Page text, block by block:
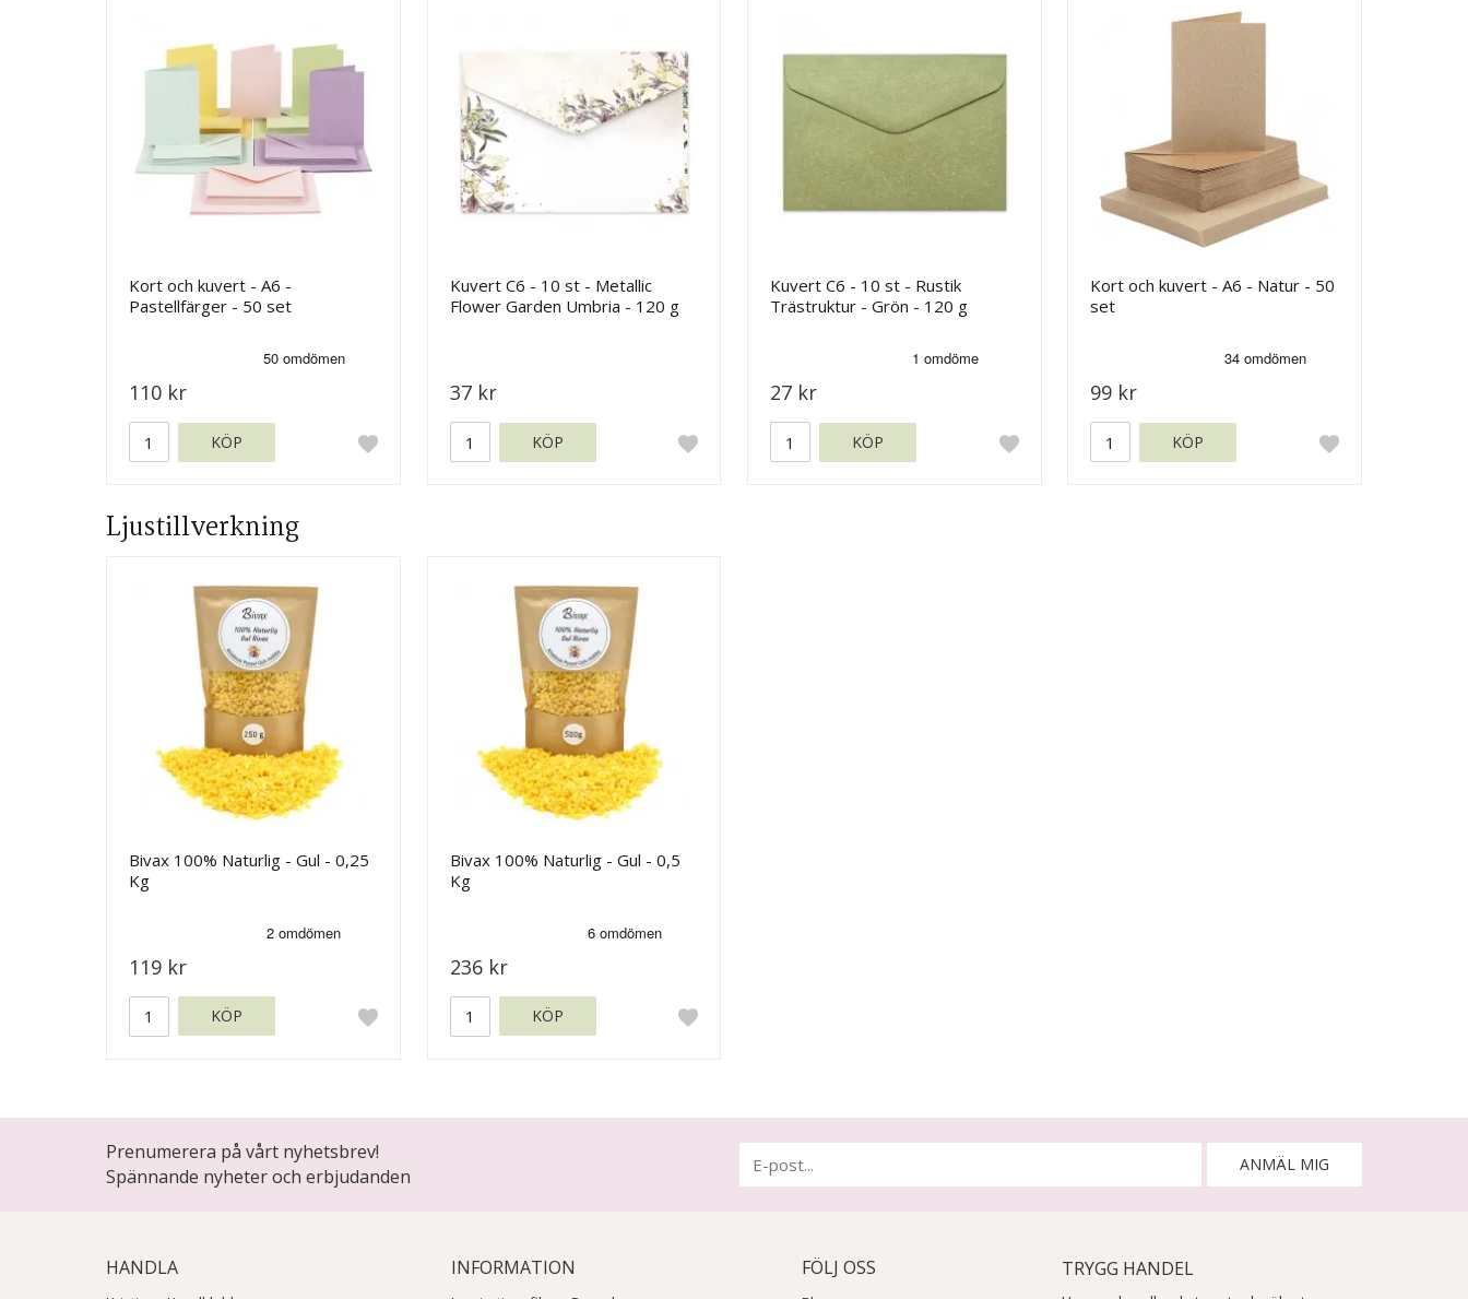
Kort och kuvert - A6 -
Pastellfärger - 50 set
110 kr
KÖP
Kuvert C6 - 10 st - Metallic
Flower Garden Umbria - 120 g
37 kr
KÖP
Kuvert C6 - 10 st - Rustik
Trästruktur - Grön - 120 g
27 kr
KÖP
Kort och kuvert - A6 - Natur - 50
set
99 kr
KÖP
Ljustillverkning
Bivax 100% Naturlig - Gul - 0,25
Kg
119 kr
KÖP
Bivax 100% Naturlig - Gul - 0,5
Kg
236 kr
KÖP
Prenumerera på vårt nyhetsbrev!
Spännande nyheter och erbjudanden
ANMÄL MIG
HANDLA INFORMATION FÖLJ OSS TRYGG HANDEL